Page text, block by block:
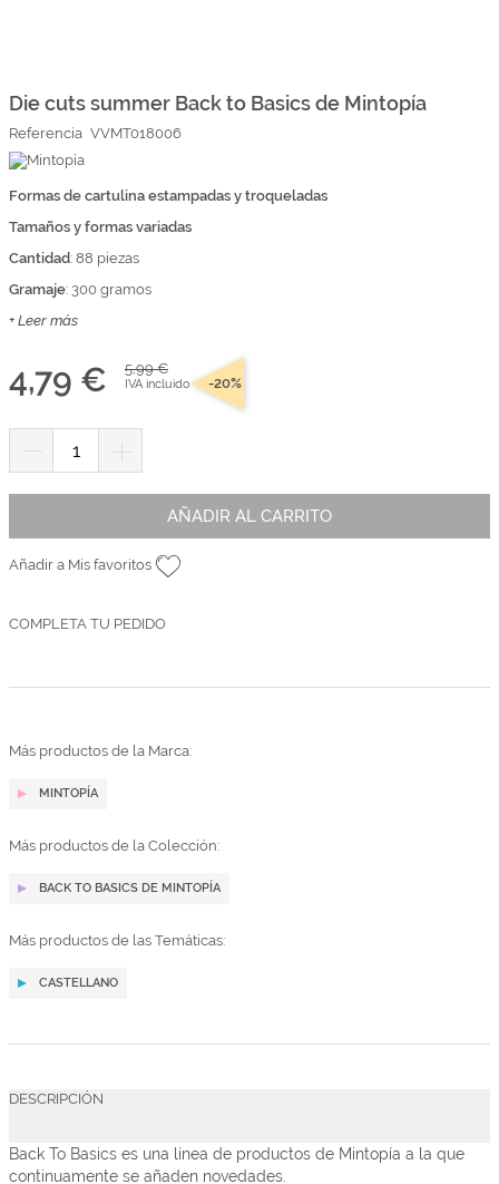
Top Ventas
Somos Kimidori
comienzo
la
galería
de
imágenes
Die cuts summer Back to Basics de Mintopía
Referencia VVMT018006
Formas de cartulina estampadas y troqueladas
Tamaños y formas variadas
Cantidad: 88 piezas
Gramaje: 300 gramos
+ Leer más
4,79 € 5,99 €
IVA incluido -20%
AÑADIR AL CARRITO
Añadir a Mis favoritos
COMPLETA TU PEDIDO
Más productos de la Marca:
MINTOPÍA
Más productos de la Colección:
BACK TO BASICS DE MINTOPÍA
Más productos de las Temáticas:
CASTELLANO
DESCRIPCIÓN
Back To Basics es una línea de productos de Mintopía a la que
continuamente se añaden novedades.